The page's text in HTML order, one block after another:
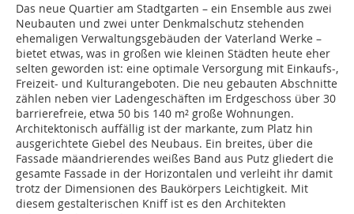
Das neue Quartier am Stadtgarten – ein Ensemble aus zwei
Neubauten und zwei unter Denkmalschutz stehenden
ehemaligen Verwaltungsgebäuden der Vaterland Werke –
bietet etwas, was in großen wie kleinen Städten heute eher
selten geworden ist: eine optimale Versorgung mit Einkaufs-,
Freizeit- und Kulturangeboten. Die neu gebauten Abschnitte
zählen neben vier Ladengeschäften im Erdgeschoss über 30
barrierefreie, etwa 50 bis 140 m² große Wohnungen.
Architektonisch auffällig ist der markante, zum Platz hin
ausgerichtete Giebel des Neubaus. Ein breites, über die
Fassade mäandrierendes weißes Band aus Putz gliedert die
gesamte Fassade in der Horizontalen und verleiht ihr damit
trotz der Dimensionen des Baukörpers Leichtigkeit. Mit
diesem gestalterischen Kniff ist es den Architekten